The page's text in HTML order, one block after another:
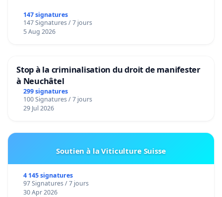
147 signatures
147 Signatures / 7 jours
5 Aug 2026
Stop à la criminalisation du droit de manifester
à Neuchâtel
299 signatures
100 Signatures / 7 jours
29 Jul 2026
Soutien à la Viticulture Suisse
4 145 signatures
97 Signatures / 7 jours
30 Apr 2026